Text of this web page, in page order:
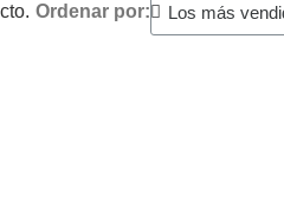
Ordenar por: